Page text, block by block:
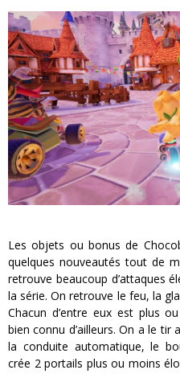
Les objets ou bonus de
quelques nouveautés tout de
retrouve beaucoup d’attaques
la série. On retrouve le feu, la
Chacun d’entre eux est plus
bien connu d’ailleurs. On a le
la conduite automatique, le
crée 2 portails plus ou moins